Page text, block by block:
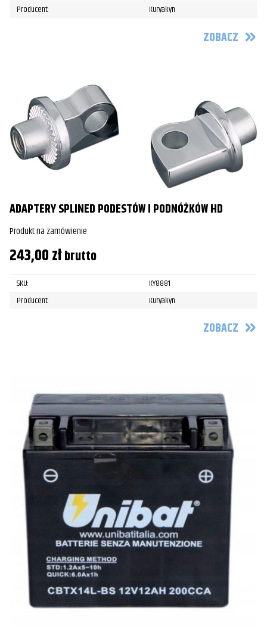
Producent:
Kuryakyn
ZOBACZ
ADAPTERY SPLINED PODESTÓW I PODNÓŻKÓW HD
Produkt na zamówienie
243,00złbrutto
SKU:
KY8881
Producent:
Kuryakyn
ZOBACZ